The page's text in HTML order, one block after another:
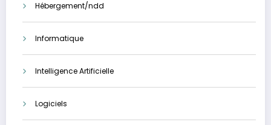
Hébergement/ndd
Informatique
Intelligence Artificielle
Logiciels